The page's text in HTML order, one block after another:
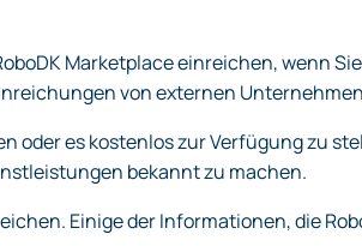
Marketplace einreichen, wenn
von externen
oder es kostenlos zur Verfügung zu
bekannt zu machen.
Einige der Informationen, die